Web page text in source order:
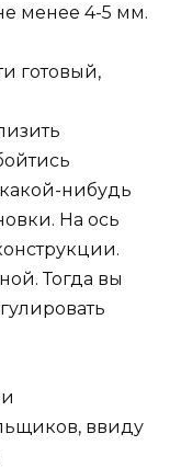
менее 4-5 мм.
готовый,
нибудь
На ось
Тогда вы
ввиду